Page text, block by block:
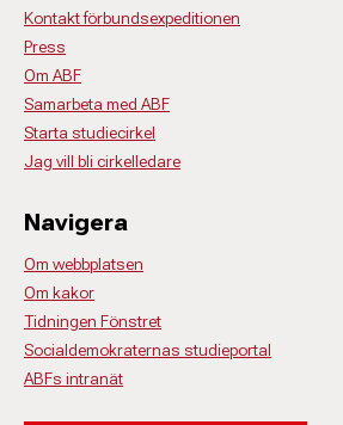
Kontakt förbundsexpeditionen
Press
Om ABF
Samarbeta med ABF
Starta studiecirkel
Jag vill bli cirkelledare
Navigera
Om webbplatsen
Om kakor
Tidningen Fönstret
Socialdemokraternas studieportal
ABFs intranät